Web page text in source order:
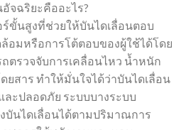
จฉริยะคืออะไร?
ร์ขั้นสูงที่ช่วยให้บันไดเลื่อนตอบ
อมหรือการโต้ตอบของผู้ใช้ได้โดย
ตรวจจับการเคลื่อนไหว น้ำหนัก
ยสาร ทำให้มั่นใจได้ว่าบันไดเลื่อน
ละปลอดภัย ระบบบางระบบ
บันไดเลื่อนได้ตามปริมาณการ